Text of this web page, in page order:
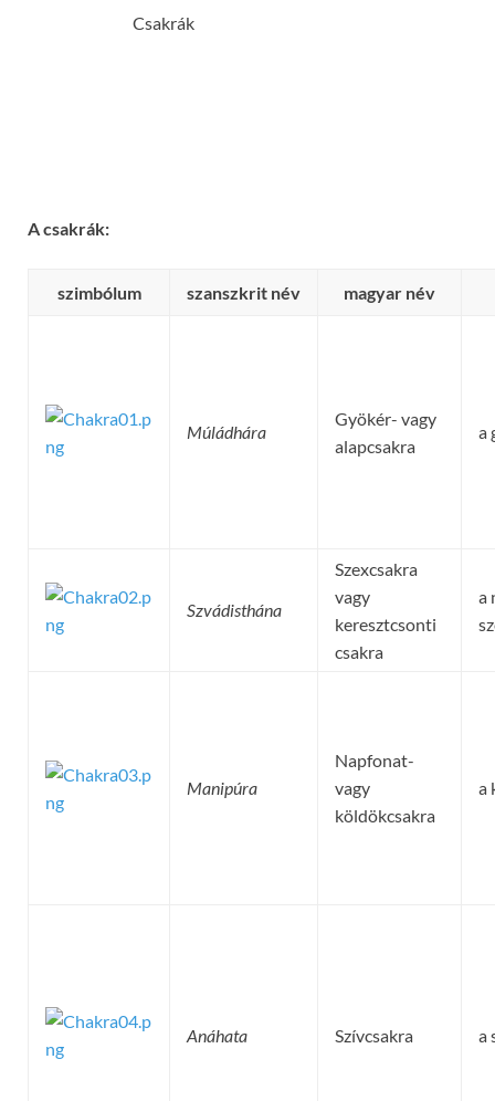
Csakrák
Acsakrák:
szimbólum szanszkrit név magyar név
Múládhára
Gyökér- vagy
alapcsakra
a
Szvádisthána
Szexcsakra
vagy
keresztcsonti
csakra
a
Manipúra
Napfonat-
vagy
köldökcsakra
a
Anáhata Szívcsakra a